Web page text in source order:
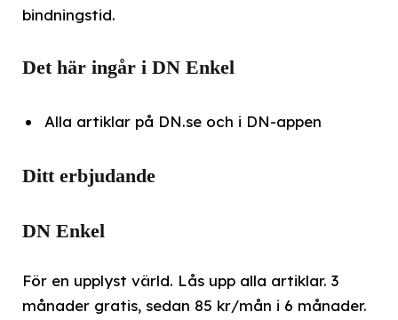
bindningstid.
Det här ingår i DN Enkel
Alla artiklar på DN.se och i DN-appen
Ditt erbjudande
DN Enkel
För en upplyst värld. Lås upp alla artiklar. 3
månader gratis, sedan 85 kr/mån i 6 månader.